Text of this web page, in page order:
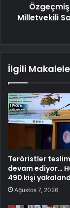
Milletvekili
İlgili
Teröristler
devam ediyor…
490 kişi
Ağustos 7, 2026